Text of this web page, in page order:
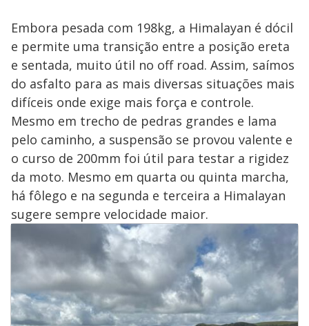
Embora pesada com 198kg, a Himalayan é dócil
e permite uma transição entre a posição ereta
e sentada, muito útil no off road. Assim, saímos
do asfalto para as mais diversas situações mais
difíceis onde exige mais força e controle.
Mesmo em trecho de pedras grandes e lama
pelo caminho, a suspensão se provou valente e
o curso de 200mm foi útil para testar a rigidez
da moto. Mesmo em quarta ou quinta marcha,
há fôlego e na segunda e terceira a Himalayan
sugere sempre velocidade maior.